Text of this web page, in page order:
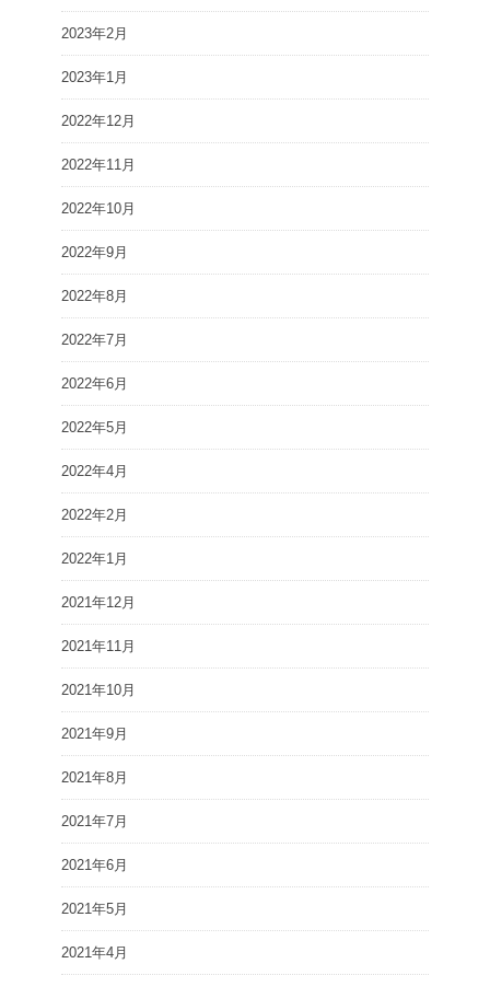
2023年2月
2023年1月
2022年12月
2022年11月
2022年10月
2022年9月
2022年8月
2022年7月
2022年6月
2022年5月
2022年4月
2022年2月
2022年1月
2021年12月
2021年11月
2021年10月
2021年9月
2021年8月
2021年7月
2021年6月
2021年5月
2021年4月